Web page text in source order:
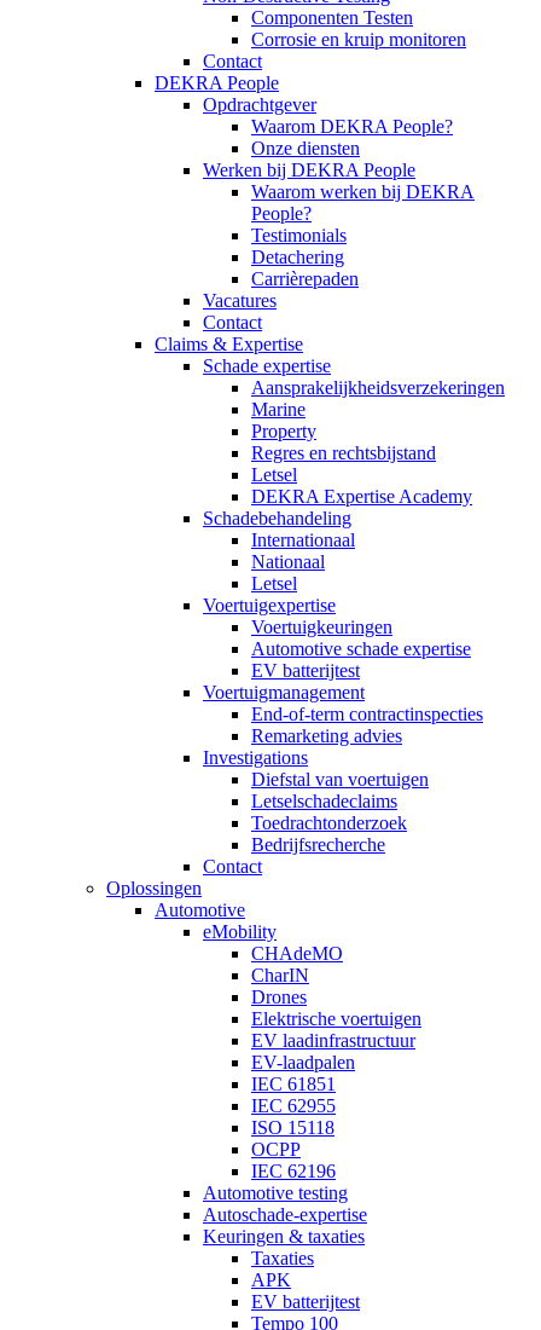
Componenten Testen
Corrosie en kruip monitoren
Contact
DEKRA People
Opdrachtgever
Waarom DEKRA People?
Onze diensten
Werken bij DEKRA People
Waarom werken bij DEKRA
People?
Testimonials
Detachering
Carrièrepaden
Vacatures
Contact
Claims & Expertise
Schade expertise
Aansprakelijkheidsverzekeringen
Marine
Property
Regres en rechtsbijstand
Letsel
DEKRA Expertise Academy
Schadebehandeling
Internationaal
Nationaal
Letsel
Voertuigexpertise
Voertuigkeuringen
Automotive schade expertise
EV batterijtest
Voertuigmanagement
End-of-term contractinspecties
Remarketing advies
Investigations
Diefstal van voertuigen
Letselschadeclaims
Toedrachtonderzoek
Bedrijfsrecherche
Contact
Oplossingen
Automotive
eMobility
CHAdeMO
CharIN
Drones
Elektrische voertuigen
EV laadinfrastructuur
EV-laadpalen
IEC 61851
IEC 62955
ISO 15118
OCPP
IEC 62196
Automotive testing
Autoschade-expertise
Keuringen & taxaties
Taxaties
APK
EV batterijtest
Tempo 100